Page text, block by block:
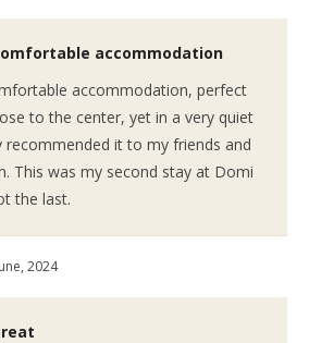
accommodation
accommodation, perfect
to the center, yet in a very quiet
recommended it to my friends and
This was my second stay at Domi
the last.
2024